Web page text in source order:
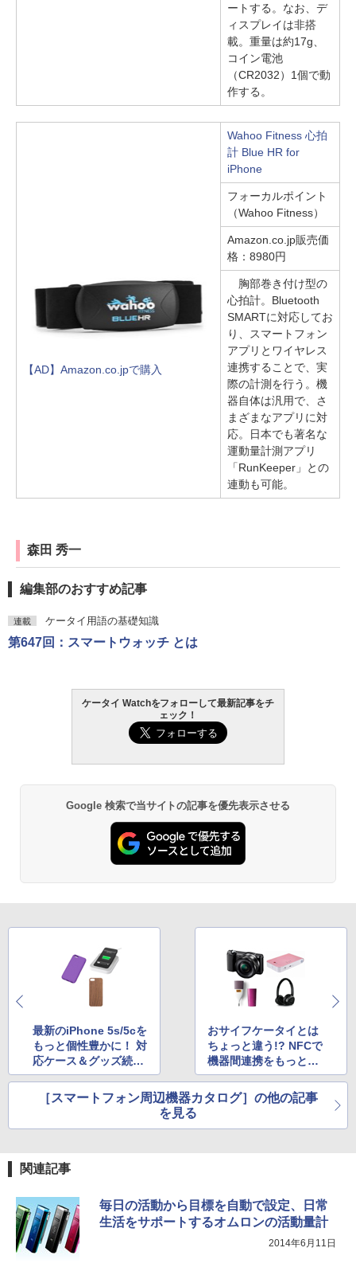
ートする。なお、デ
ィスプレイは非搭
載。重量は約17g、
コイン電池
（CR2032）1個で動
作する。
【AD】Amazon.co.jpで購入
Wahoo Fitness 心拍
計 Blue HR for
iPhone
フォーカルポイント
（Wahoo Fitness）
Amazon.co.jp販売価
格：8980円
胸部巻き付け型の
心拍計。Bluetooth
SMARTに対応してお
り、スマートフォン
アプリとワイヤレス
連携することで、実
際の計測を行う。機
器自体は汎用で、さ
まざまなアプリに対
応。日本でも著名な
運動量計測アプリ
「RunKeeper」との
連動も可能。
森田 秀一
編集部のおすすめ記事
連載 ケータイ用語の基礎知識
第647回：スマートウォッチ とは
ケータイ Watchをフォローして最新記事をチ
ェック！
Google 検索で当サイトの記事を優先表示させる
最新のiPhone 5s/5cを
もっと個性豊かに！ 対
応ケース＆グッズ続々
リリース中
おサイフケータイとは
ちょっと違う!? NFCで
機器間連携をもっとカ
ンタンに
［スマートフォン周辺機器カタログ］の他の記事
を見る
関連記事
毎日の活動から目標を自動で設定、日常
生活をサポートするオムロンの活動量計
2014年6月11日